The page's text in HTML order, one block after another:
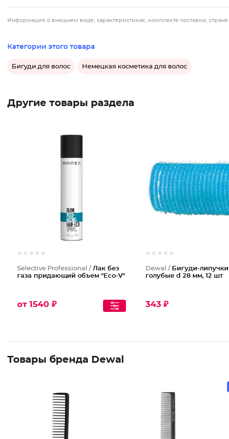
Информация о внешнем виде, характеристиках, комплекте поставки, стране
Категории этого товара
Бигуди для волос Немецкая косметика для волос
Другие товары раздела
Selective Professional / Лак без
газа придающий объем "Eco-V"
от 1540 ₽
Dewal / Бигуди-липучки
голубые d 28 мм, 12 шт
343 ₽
Товары бренда Dewal